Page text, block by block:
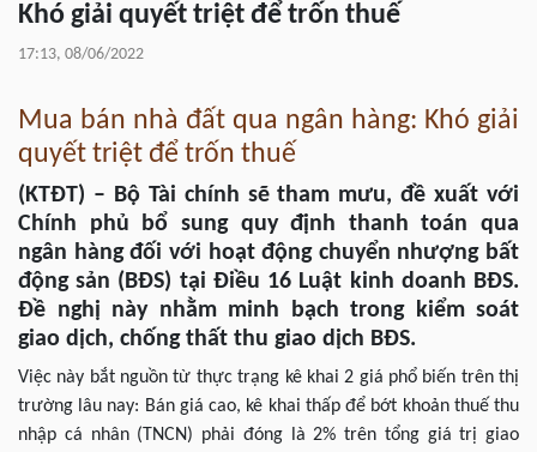
Khó giải quyết triệt để trốn thuế
17:13, 08/06/2022
Mua bán nhà đất qua ngân hàng: Khó giải
quyết triệt để trốn thuế
(KTĐT) – Bộ Tài chính sẽ tham mưu, đề xuất với
Chính phủ bổ sung quy định thanh toán qua
ngân hàng đối với hoạt động chuyển nhượng bất
động sản (BĐS) tại Điều 16 Luật kinh doanh BĐS.
Đề nghị này nhằm minh bạch trong kiểm soát
giao dịch, chống thất thu giao dịch BĐS.
Việc này bắt nguồn từ thực trạng kê khai 2 giá phổ biến trên thị
trường lâu nay: Bán giá cao, kê khai thấp để bớt khoản thuế thu
nhập cá nhân (TNCN) phải đóng là 2% trên tổng giá trị giao